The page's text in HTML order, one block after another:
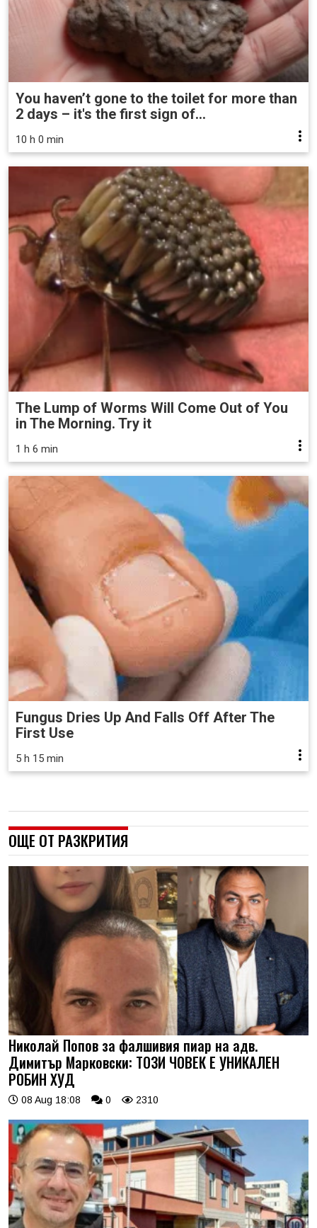
You haven’t gone to the toilet for more than
2 days – it's the first sign of...
10 h 0 min
The Lump of Worms Will Come Out of You
in The Morning. Try it
1 h 6 min
Fungus Dries Up And Falls Off After The
First Use
5 h 15 min
ОЩЕ ОТ РАЗКРИТИЯ
Николай Попов за фалшивия пиар на адв.
Димитър Марковски: ТОЗИ ЧОВЕК Е УНИКАЛЕН
РОБИН ХУД
08 Aug 18:08 0 2310